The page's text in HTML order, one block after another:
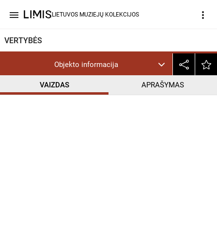
menu LIETUVOS MUZIEJŲ KOLEKCIJOS more_vert
VERTYBĖS
Objekto informacija
VAIZDAS APRAŠYMAS